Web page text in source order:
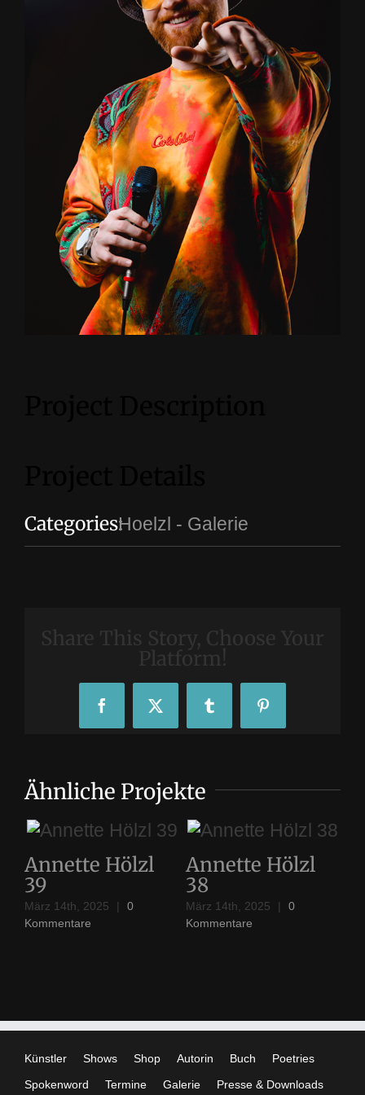
Categories:Hoelzl - Galerie
Share This Story, Choose Your
Platform!
FacebookX Tumblr Pinterest
Ähnliche Projekte
Annette Hölzl
39
März 14th, 2025 |
0
Kommentare
Annette Hölzl
38
März 14th, 2025 |
0
Kommentare
Künstler Shows Shop Autorin Buch
Poetries
Spokenword
Termine Galerie Presse & Downloads